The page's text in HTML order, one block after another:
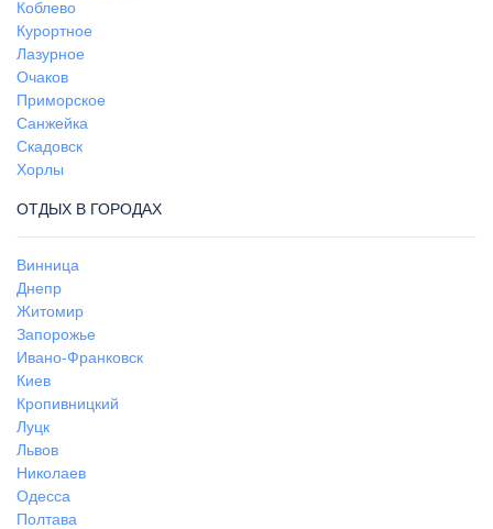
Коблево
Курортное
Лазурное
Очаков
Приморское
Санжейка
Скадовск
Хорлы
ОТДЫХ В ГОРОДАХ
Винница
Днепр
Житомир
Запорожье
Ивано-Франковск
Киев
Кропивницкий
Луцк
Львов
Николаев
Одесса
Полтава